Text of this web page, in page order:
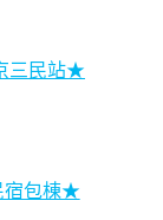
三民站★
宿包棟★